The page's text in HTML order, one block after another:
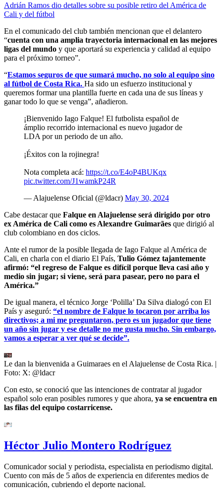
Adrián Ramos dio detalles sobre su posible retiro del América de
Cali y del fútbol
En el comunicado del club también mencionan que el delantero
“cuenta con una amplia trayectoria internacional en las mejores
ligas del mundo y que aportará su experiencia y calidad al equipo
para el próximo torneo”.
“Estamos seguros de que sumará mucho, no solo al equipo sino
al fútbol de Costa Rica. Ha sido un esfuerzo institucional y
queremos formar una plantilla fuerte en cada una de sus líneas y
ganar todo lo que se venga”, añadieron.
¡Bienvenido Iago Falque! El futbolista español de
ámplio recorrido internacional es nuevo jugador de
LDA por un periodo de un año.
¡Éxitos con la rojinegra!
Nota completa acá: https://t.co/E4oP4BUKqx
pic.twitter.com/J1wamkP24R
— Alajuelense Oficial (@ldacr) May 30, 2024
Cabe destacar que Falque en Alajuelense será dirigido por otro
ex América de Cali como es Alexandre Guimarães que dirigió al
club colombiano en dos ciclos.
Ante el rumor de la posible llegada de Iago Falque al América de
Cali, en charla con el diario El País, Tulio Gómez tajantemente
afirmó: “el regreso de Falque es difícil porque lleva casi año y
medio sin jugar; si viene, será para pasear, pero no para el
América.”
De igual manera, el técnico Jorge ‘Polilla’ Da Silva dialogó con El
País y aseguró: “el nombre de Falque lo tocaron por arriba los
directivos; a mi me preguntaron, pero es un jugador que tiene
un año sin jugar y ese detalle no me gusta mucho. Sin embargo,
vamos a esperar a ver qué se decide”.
Le dan la bienvenida a Guimaraes en el Alajuelense de Costa Rica. |
Foto: X: @ldacr
Con esto, se conoció que las intenciones de contratar al jugador
español solo eran posibles rumores y que ahora, ya se encuentra en
las filas del equipo costarricense.
Héctor Julio Montero Rodríguez
Comunicador social y periodista, especialista en periodismo digital.
Cuento con más de 5 años de experiencia en diferentes medios de
comunicación, cubriendo el deporte nacional.